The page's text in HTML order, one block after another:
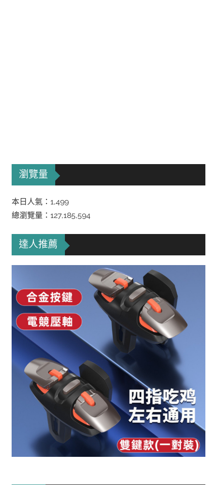
瀏覽量
本日人氣：1,499
總瀏覽量：127,185,594
達人推薦